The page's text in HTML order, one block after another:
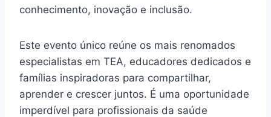
conhecimento, inovação e inclusão.
Este evento único reúne os mais renomados
especialistas em TEA, educadores dedicados e
famílias inspiradoras para compartilhar,
aprender e crescer juntos. É uma oportunidade
imperdível para profissionais da saúde